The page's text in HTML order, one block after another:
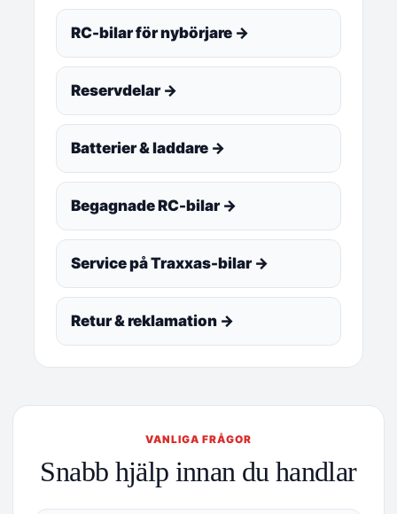
RC-bilar för nybörjare →
Reservdelar →
Batterier & laddare →
Begagnade RC-bilar →
Service på Traxxas-bilar →
Retur & reklamation →
VANLIGA FRÅGOR
Snabb hjälp innan du handlar